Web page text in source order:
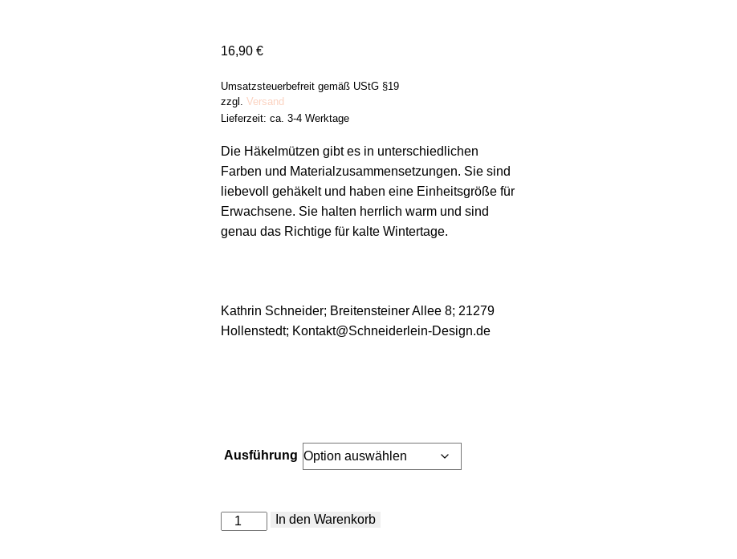
16,90 €
Umsatzsteuerbefreit gemäß UStG §19
zzgl. Versand
Lieferzeit: ca. 3-4 Werktage
Die Häkelmützen gibt es in unterschiedlichen
Farben und Materialzusammensetzungen. Sie sind
liebevoll gehäkelt und haben eine Einheitsgröße für
Erwachsene. Sie halten herrlich warm und sind
genau das Richtige für kalte Wintertage.
Kathrin Schneider; Breitensteiner Allee 8; 21279
Hollenstedt; Kontakt@Schneiderlein-Design.de
Ausführung
Häkelmütze
Menge
In den Warenkorb